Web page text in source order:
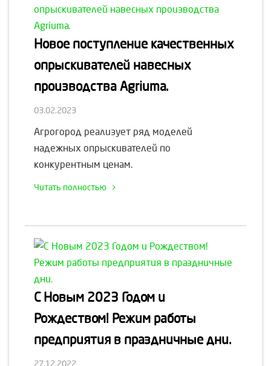
Новое поступление качественных
опрыскивателей навесных
производства Agriuma.
03.02.2023
Агрогород реализует ряд моделей
надежных опрыскивателей по
конкурентным ценам.
Читать полностью
С Новым 2023 Годом и
Рождеством! Режим работы
предприятия в праздничные дни.
27.12.2022